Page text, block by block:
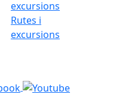
Rutes i
excursions